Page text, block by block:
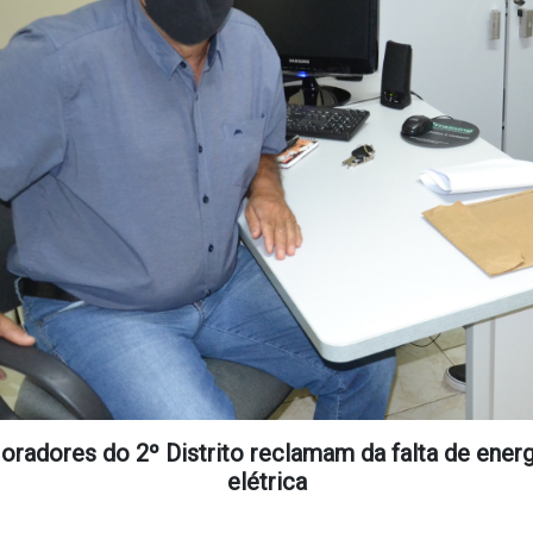
do 2º Distrito reclamam da falta de
elétrica